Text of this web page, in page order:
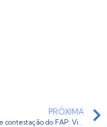
PRÓXIMA
Prazo de contestação do FAP: Vigência 2020 é prorrogado para 13 de dezembro